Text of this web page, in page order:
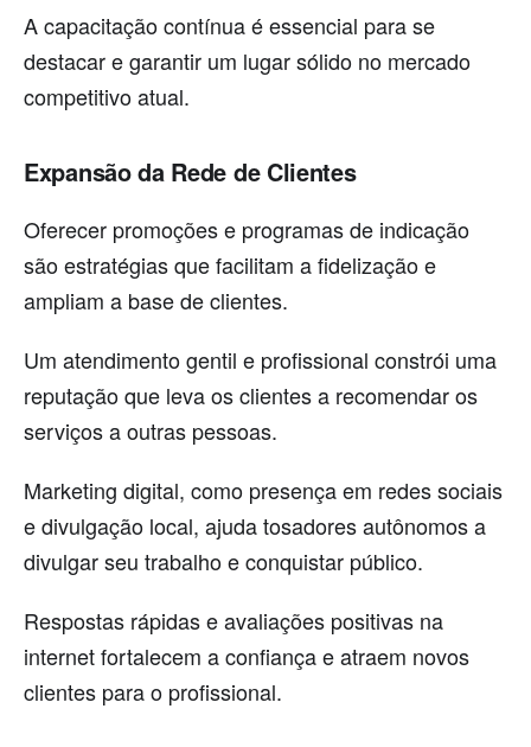
A capacitação contínua é essencial para se
destacar e garantir um lugar sólido no mercado
competitivo atual.
Expansão da Rede de Clientes
Oferecer promoções e programas de indicação
são estratégias que facilitam a fidelização e
ampliam a base de clientes.
Um atendimento gentil e profissional constrói uma
reputação que leva os clientes a recomendar os
serviços a outras pessoas.
Marketing digital, como presença em redes sociais
e divulgação local, ajuda tosadores autônomos a
divulgar seu trabalho e conquistar público.
Respostas rápidas e avaliações positivas na
internet fortalecem a confiança e atraem novos
clientes para o profissional.